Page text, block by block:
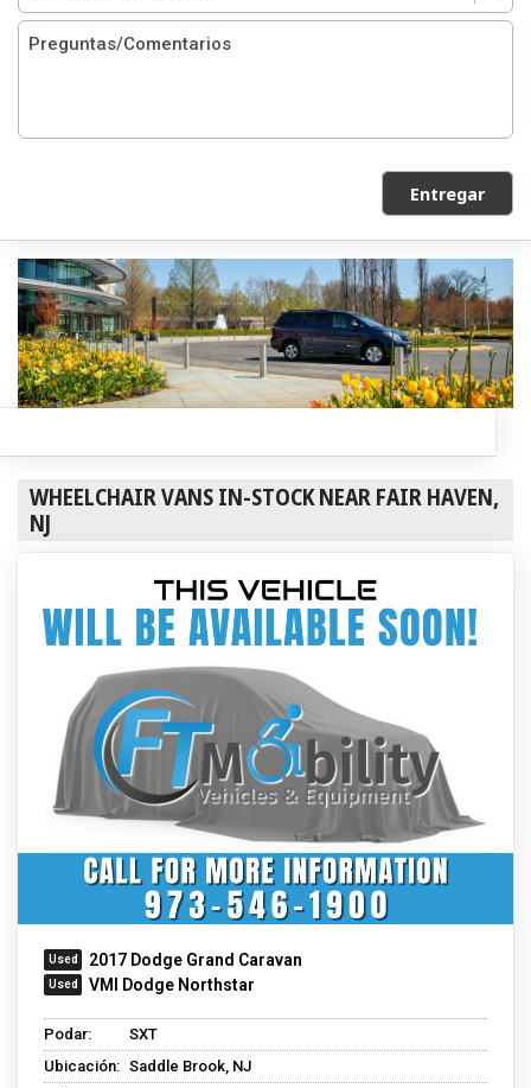
Entregar
WHEELCHAIR VANS IN-STOCK NEAR FAIR HAVEN,
NJ
2017 Dodge Grand Caravan
VMI Dodge Northstar
Podar:
SXT
Ubicación: Saddle Brook, NJ